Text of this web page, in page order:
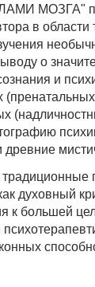
МОЗГА"
в
о
и
древние
духовный
к большей